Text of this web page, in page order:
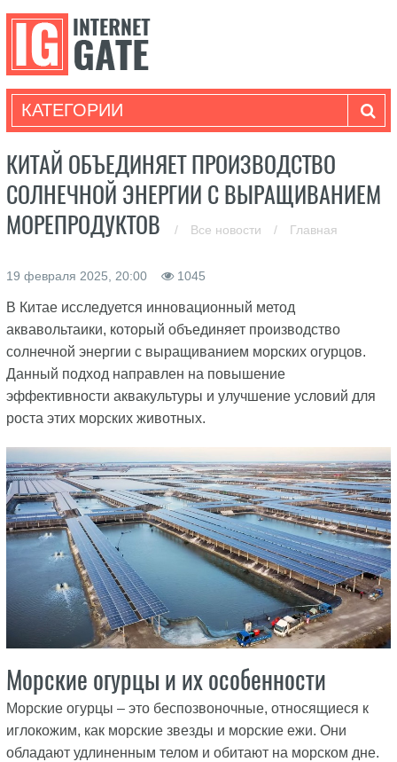
КАТЕГОРИИ
КИТАЙ ОБЪЕДИНЯЕТ ПРОИЗВОДСТВО
СОЛНЕЧНОЙ ЭНЕРГИИ С ВЫРАЩИВАНИЕМ
МОРЕПРОДУКТОВ
/ Все новости / Главная
19 февраля 2025, 20:00 1045
В Китае исследуется инновационный метод
аквавольтаики, который объединяет производство
солнечной энергии с выращиванием морских огурцов.
Данный подход направлен на повышение
эффективности аквакультуры и улучшение условий для
роста этих морских животных.
Морские огурцы и их особенности
Морские огурцы – это беспозвоночные, относящиеся к
иглокожим, как морские звезды и морские ежи. Они
обладают удлиненным телом и обитают на морском дне.